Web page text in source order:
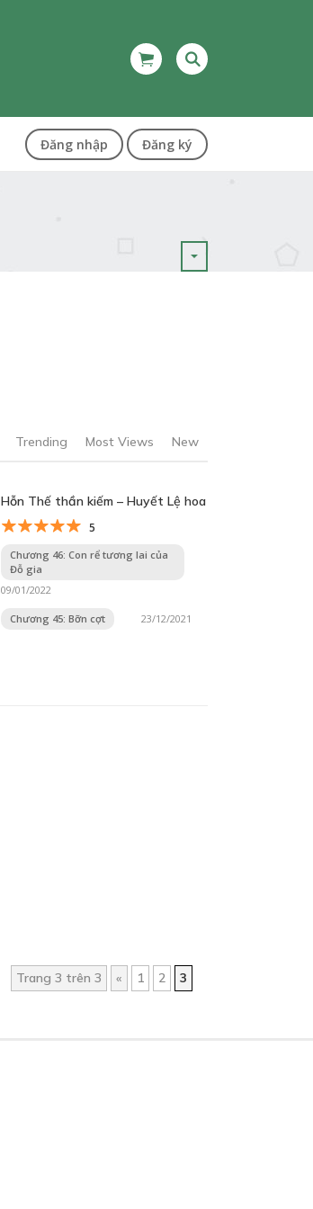
Đăng nhập Đăng ký
Trending Most Views New
Hỗn Thế thần kiếm – Huyết Lệ hoa
5
Chương 46: Con rể tương lai của
Đỗ gia
09/01/2022
Chương 45: Bỡn cợt 23/12/2021
Trang 3 trên 3 « 1 2 3